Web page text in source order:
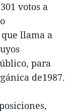
votos a
llama a
para
de1987.